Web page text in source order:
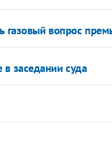
газовый вопрос
заседании суда